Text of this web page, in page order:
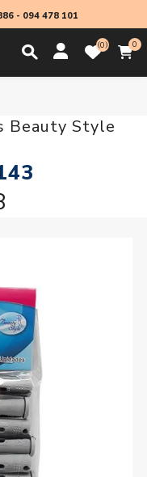
- 094 478 101
0 0
Beauty Style